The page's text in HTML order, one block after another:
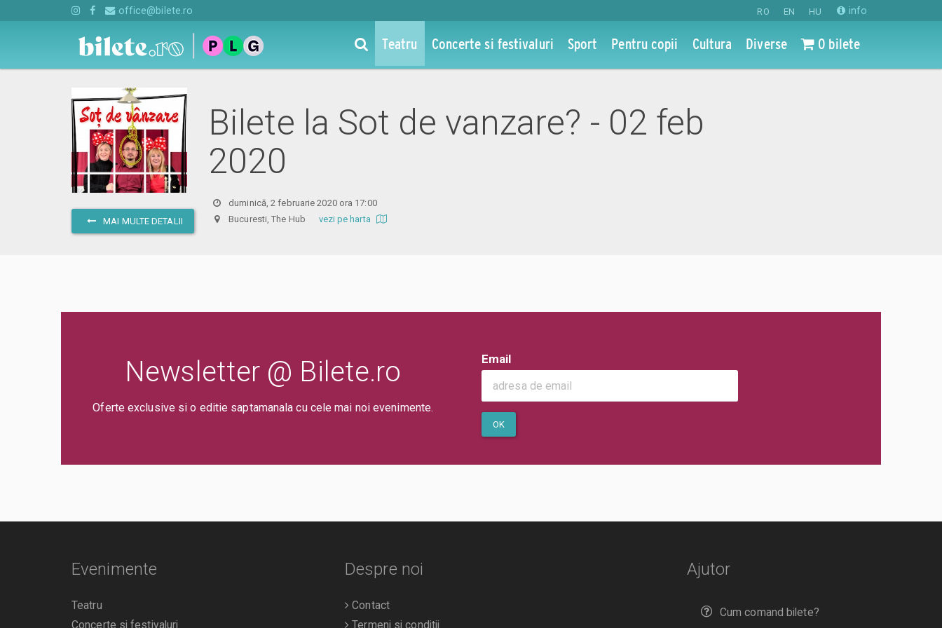
RO EN HU info
office@bilete.ro
Teatru Concerte si festivaluri Sport Pentru copii Cultura Diverse 0 bilete
MAI MULTE DETALII
Bilete la Sot de vanzare? - 02 feb
2020
duminică, 2 februarie 2020 ora 17:00
Bucuresti, The Hub vezi pe harta
Newsletter @ Bilete.ro
Oferte exclusive si o editie saptamanala cu cele mai noi evenimente.
Email
OK
Ajutor
Cum comand bilete?
Evenimente
Teatru
Concerte si festivaluri
Despre noi
Contact
Termeni si conditii